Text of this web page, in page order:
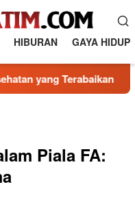
HIBURAN GAYA HIDUP
Terabaikan
Piala FA: